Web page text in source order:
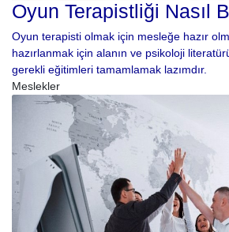
Oyun Terapistliği Nasıl
Oyun terapisti olmak için mesleğe hazır
hazırlanmak için alanın ve psikoloji
gerekli eğitimleri tamamlamak lazımdır.
Meslekler